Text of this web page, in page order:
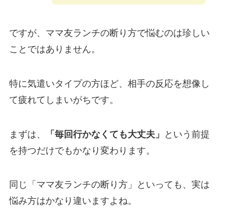
ですが、ママ友ランチの断り方で悩むのは珍しい
ことではありません。
特に気遣いタイプの方ほど、相手の反応を想像し
て疲れてしまいがちです。
まずは、 「毎回行かなくても大丈夫」
という前提
を持つだけでもかなり変わります。
同じ「ママ友ランチの断り方」といっても、実は
悩み方はかなり違いますよね。